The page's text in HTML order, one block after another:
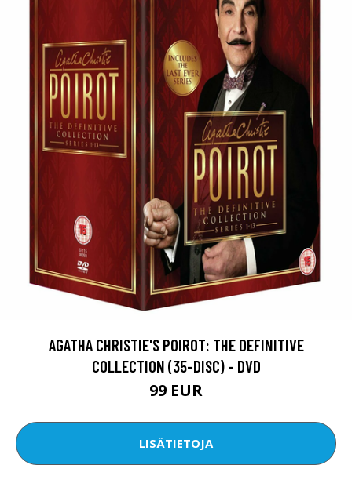
AGATHA CHRISTIE'S POIROT: THE DEFINITIVE
COLLECTION (35-DISC) - DVD
99 EUR
LISÄTIETOJA